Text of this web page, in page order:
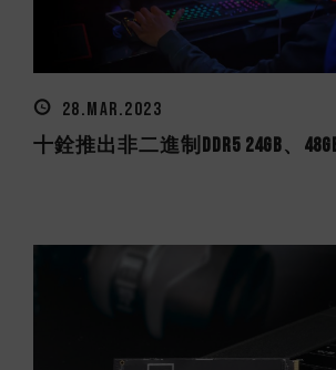
28.MAR.2023
十銓推出非二進制DDR5 24GB、